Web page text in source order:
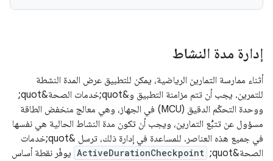
إدارة مدة النشاط
أثناء ممارسة التمارين الرياضية، يمكن للتطبيق عرض المدة النشطة
للتمرين. يجب أن تتم مزامنة التطبيق و&quot;خدمات الصحة&quot;
ووحدة التحكّم الدقيق (MCU) في الجهاز، وهي معالج منخفض الطاقة
مسؤول عن تتبُّع التمارين، ويجب أن تكون مدة النشاط الحالية هي نفسها
في جميع هذه العناصر. للمساعدة في إدارة ذلك، ترسل &quot;خدمات
الصحة&quot;
ActiveDurationCheckpoint يوفّر نقطة أساس